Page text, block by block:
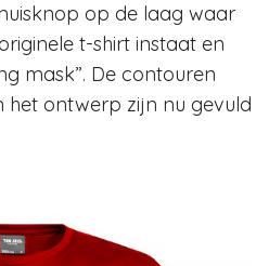
op de laag waar
t-shirt instaat en
mask”. De contouren
het ontwerp zijn nu gevuld